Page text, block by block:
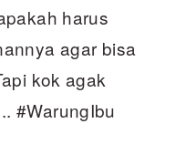
harus
agar bisa
kok agak
#WarungIbu